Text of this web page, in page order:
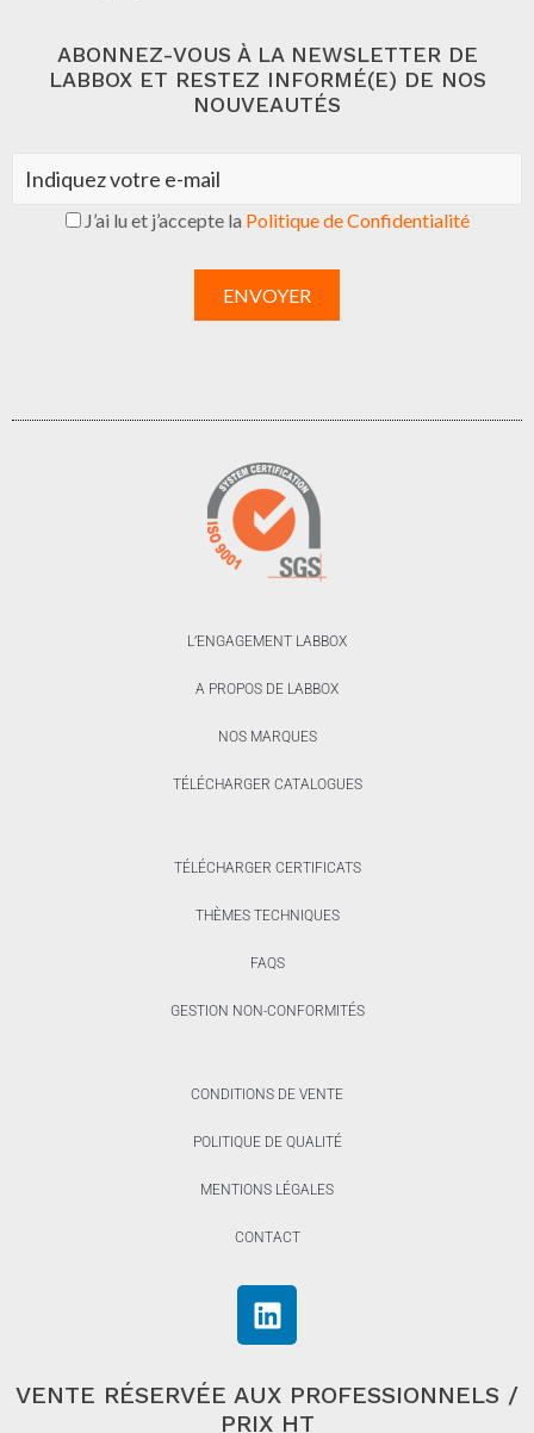
ABONNEZ-VOUS À LA NEWSLETTER DE
LABBOX ET RESTEZ INFORMÉ(E) DE NOS
NOUVEAUTÉS
J’ai lu et j’accepte la Politique de Confidentialité
L’ENGAGEMENT LABBOX
A PROPOS DE LABBOX
NOS MARQUES
TÉLÉCHARGER CATALOGUES
TÉLÉCHARGER CERTIFICATS
THÈMES TECHNIQUES
FAQS
GESTION NON-CONFORMITÉS
CONDITIONS DE VENTE
POLITIQUE DE QUALITÉ
MENTIONS LÉGALES
CONTACT
VENTE RÉSERVÉE AUX PROFESSIONNELS /
PRIX HT